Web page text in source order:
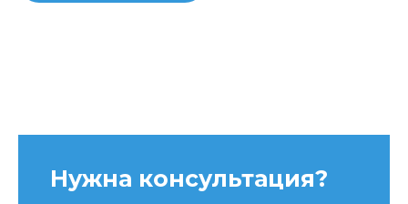
Нужна консультация?